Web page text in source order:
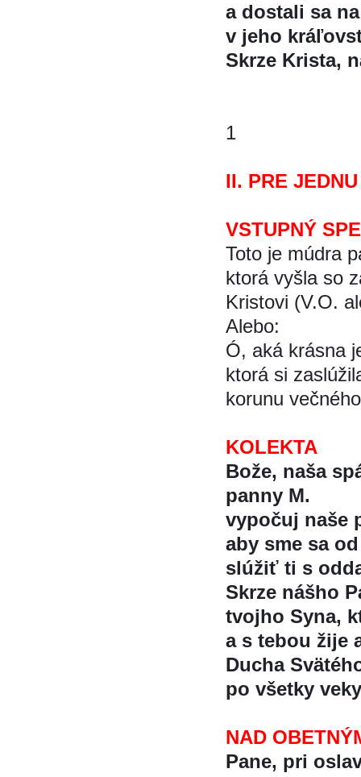
a dostali sa
v jeho
Skrze Krista,
1
II. PRE
VSTUPNÝ
Toto je múdra
ktorá vyšla so
Kristovi (V.O.
Alebo:
Ó, aká krásna
ktorá si
korunu
KOLEKTA
Bože, naša
panny M.
vypočuj naše
aby sme sa
slúžiť ti s
Skrze nášho
tvojho Syna,
a s tebou žije
Ducha
po všetky
NAD
Pane, pri